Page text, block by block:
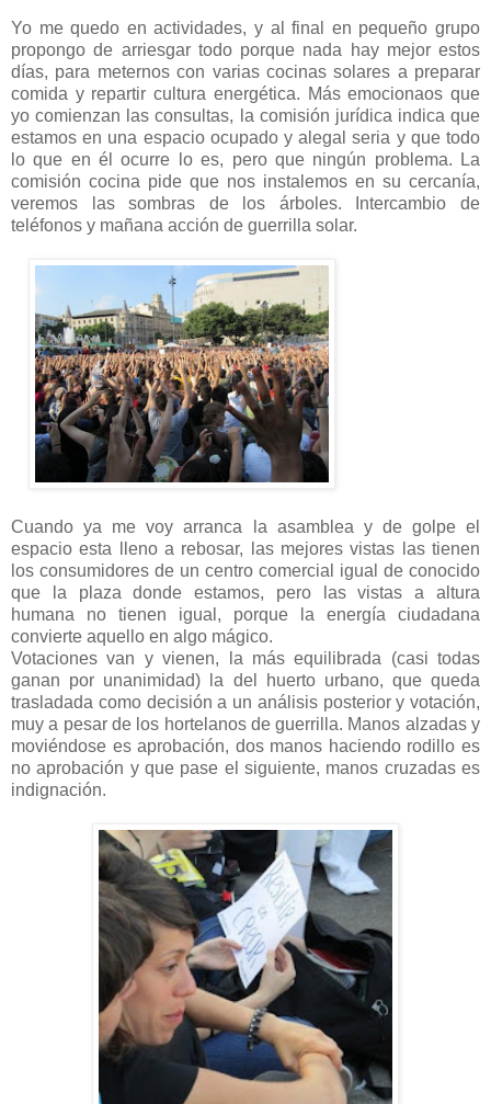
Yo me quedo en actividades, y al final en pequeño grupo
propongo de arriesgar todo porque nada hay mejor estos
días, para meternos con varias cocinas solares a preparar
comida y repartir cultura energética. Más emocionaos que
yo comienzan las consultas, la comisión jurídica indica que
estamos en una espacio ocupado y alegal seria y que todo
lo que en él ocurre lo es, pero que ningún problema. La
comisión cocina pide que nos instalemos en su cercanía,
veremos las sombras de los árboles. Intercambio de
teléfonos y mañana acción de guerrilla solar.
Cuando ya me voy arranca la asamblea y de golpe el
espacio esta lleno a rebosar, las mejores vistas las tienen
los consumidores de un centro comercial igual de conocido
que la plaza donde estamos, pero las vistas a altura
humana no tienen igual, porque la energía ciudadana
convierte aquello en algo mágico.
Votaciones van y vienen, la más equilibrada (casi todas
ganan por unanimidad) la del huerto urbano, que queda
trasladada como decisión a un análisis posterior y votación,
muy a pesar de los hortelanos de guerrilla. Manos alzadas y
moviéndose es aprobación, dos manos haciendo rodillo es
no aprobación y que pase el siguiente, manos cruzadas es
indignación.